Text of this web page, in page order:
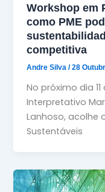
Workshop em
como PME
competitiva
Andre Silva/28
No próximo dia
Interpretativo
Lanhoso, acolhe
Sustentáveis